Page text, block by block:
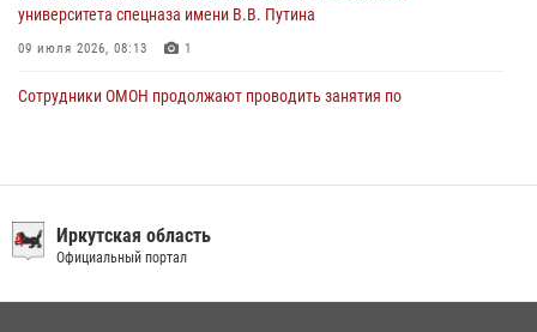
университета спецназа имени В.В. Путина
09 июля 2026, 08:13 1
Сотрудники ОМОН продолжают проводить занятия по
преступной группы, организовавшей бизнес по оказанию интим-
услуг
Иркутская область
Официальный портал